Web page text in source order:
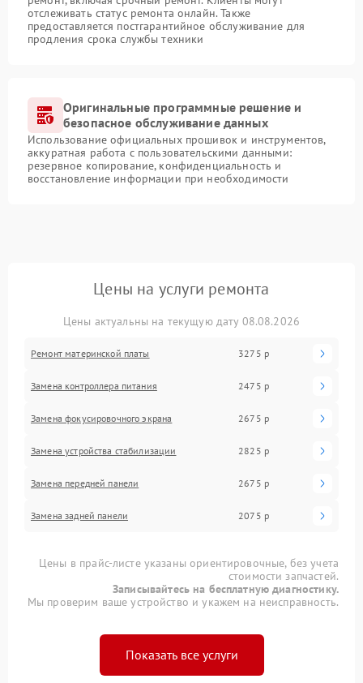
отслеживать статус ремонта онлайн. Также
предоставляется постгарантийное обслуживание для
продления срока службы техники
Оригинальные программные решение и
безопасное обслуживание данных
Использование официальных прошивок и инструментов,
аккуратная работа с пользовательскими данными:
резервное копирование, конфиденциальность и
восстановление информации при необходимости
Цены на услуги ремонта
Цены актуальны на текущую дату 08.08.2026
Ремонт материнской платы 3275 р
Замена контроллера питания 2475 р
Замена фокусировочного экрана 2675 р
Замена устройства стабилизации 2825 р
Замена передней панели 2675 р
Замена задней панели 2075 р
Цены в прайс-листе указаны ориентировочные, без учета
стоимости запчастей.
Записывайтесь на бесплатную диагностику.
Мы проверим ваше устройство и укажем на неисправность.
Показать все услуги